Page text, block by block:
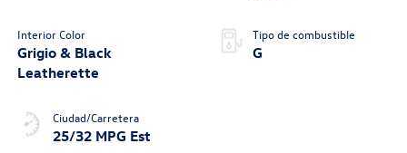
Interior Color
Grigio & Black
Leatherette
Ciudad/Carretera
25/32 MPG Est
Tipo de combustible
G